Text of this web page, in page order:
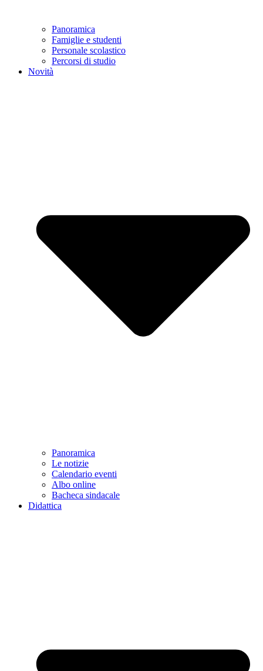
Panoramica
Famiglie e studenti
Personale scolastico
Percorsi di studio
Novità
Panoramica
Le notizie
Calendario eventi
Albo online
Bacheca sindacale
Didattica